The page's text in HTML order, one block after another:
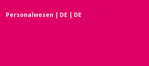
Personalwesen | DE | DE